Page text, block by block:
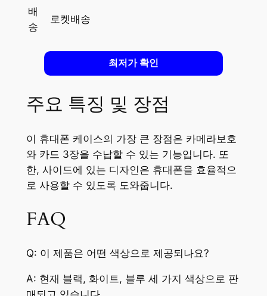
배
송
로켓배송
최저가 확인
주요 특징 및 장점
이 휴대폰 케이스의 가장 큰 장점은 카메라보호
와 카드 3장을 수납할 수 있는 기능입니다. 또
한, 사이드에 있는 디자인은 휴대폰을 효율적으
로 사용할 수 있도록 도와줍니다.
FAQ
Q: 이 제품은 어떤 색상으로 제공되나요?
A: 현재 블랙, 화이트, 블루 세 가지 색상으로 판